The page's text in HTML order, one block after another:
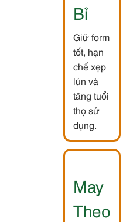
Bỉ
Giữ form
tốt, hạn
chế xẹp
lún và
tăng tuổi
thọ sử
dụng.
May
Theo